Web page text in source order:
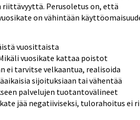
Perusoletus on, että
on vähintään
vuosittaista
vuosikate kattaa poistot
ei tarvitse velkaantua, realisoida
sijoituksiaan tai vähentää
palvelujen tuotantovälineet
jää negatiiviseksi, tulorahoitus ei